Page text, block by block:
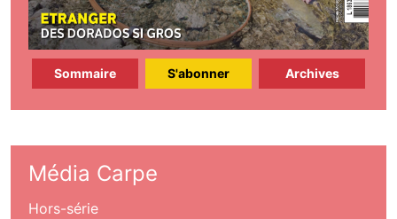
Sommaire S'abonner Archives
Média Carpe
Hors-série